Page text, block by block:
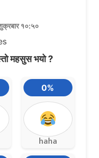
१०:५०
महसुस भयो ?
0%
haha